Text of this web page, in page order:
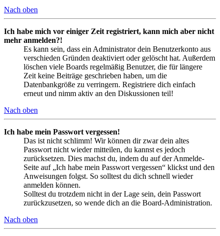
Nach oben
Ich habe mich vor einiger Zeit registriert, kann mich aber nicht
mehr anmelden?!
Es kann sein, dass ein Administrator dein Benutzerkonto aus
verschieden Gründen deaktiviert oder gelöscht hat. Außerdem
löschen viele Boards regelmäßig Benutzer, die für längere
Zeit keine Beiträge geschrieben haben, um die
Datenbankgröße zu verringern. Registriere dich einfach
erneut und nimm aktiv an den Diskussionen teil!
Nach oben
Ich habe mein Passwort vergessen!
Das ist nicht schlimm! Wir können dir zwar dein altes
Passwort nicht wieder mitteilen, du kannst es jedoch
zurücksetzen. Dies machst du, indem du auf der Anmelde-
Seite auf „Ich habe mein Passwort vergessen“ klickst und den
Anweisungen folgst. So solltest du dich schnell wieder
anmelden können.
Solltest du trotzdem nicht in der Lage sein, dein Passwort
zurückzusetzen, so wende dich an die Board-Administration.
Nach oben